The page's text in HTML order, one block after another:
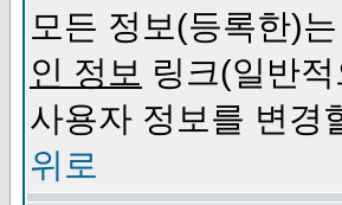
모든 정보(등록한)
인 정보 링크(일반
사용자 정보를 변경
위로